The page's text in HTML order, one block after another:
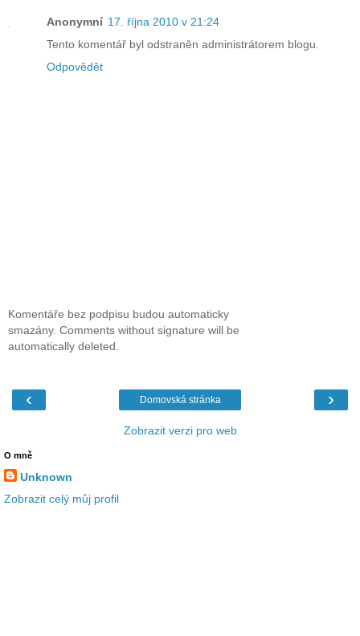
Anonymní 17. října 2010 v 21:24
Tento komentář byl odstraněn administrátorem blogu.
Odpovědět
Komentáře bez podpisu budou automaticky
smazány. Comments without signature will be
automatically deleted.
‹ ›
Domovská stránka
Zobrazit verzi pro web
O mně
Unknown
Zobrazit celý můj profil